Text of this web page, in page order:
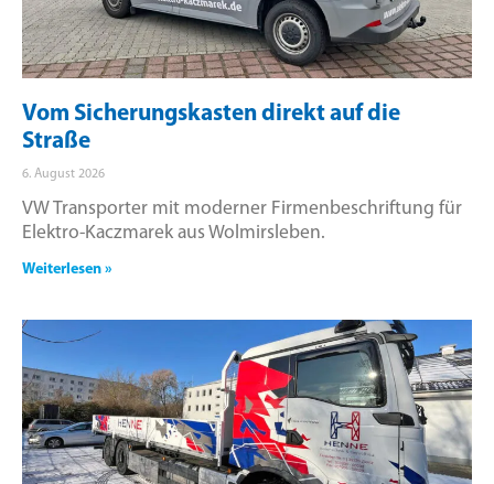
Vom Sicherungskasten direkt auf die
Straße
6. August 2026
VW Transporter mit moderner Firmenbeschriftung für
Elektro-Kaczmarek aus Wolmirsleben.
Weiterlesen »